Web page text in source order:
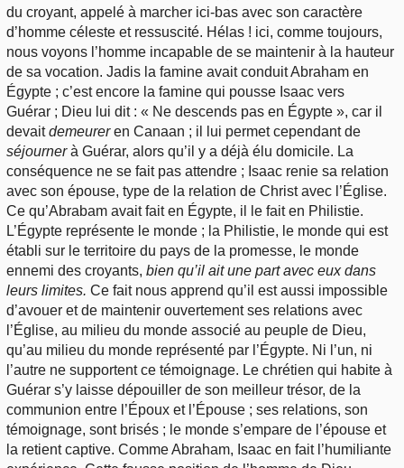
du croyant, appelé à marcher ici-bas avec son caractère
d’homme céleste et ressuscité. Hélas ! ici, comme toujours,
nous voyons l’homme incapable de se maintenir à la hauteur
de sa vocation. Jadis la famine avait conduit Abraham en
Égypte ; c’est encore la famine qui pousse Isaac vers
Guérar ; Dieu lui dit : « Ne descends pas en Égypte », car il
devaitdemeureren Canaan ; il lui permet cependant de
séjournerà Guérar, alors qu’il y a déjà élu domicile. La
conséquence ne se fait pas attendre ; Isaac renie sa relation
avec son épouse, type de la relation de Christ avec l’Église.
Ce qu’Abrabam avait fait en Égypte, il le fait en Philistie.
L’Égypte représente le monde ; la Philistie, le monde qui est
établi sur le territoire du pays de la promesse, le monde
ennemi des croyants, bien qu’il ait une part avec eux dans
leurs limites. Ce fait nous apprend qu’il est aussi impossible
d’avouer et de maintenir ouvertement ses relations avec
l’Église, au milieu du monde associé au peuple de Dieu,
qu’au milieu du monde représenté par l’Égypte. Ni l’un, ni
l’autre ne supportent ce témoignage. Le chrétien qui habite à
Guérar s’y laisse dépouiller de son meilleur trésor, de la
communion entre l’Époux et l’Épouse ; ses relations, son
témoignage, sont brisés ; le monde s’empare de l’épouse et
la retient captive. Comme Abraham, Isaac en fait l’humiliante